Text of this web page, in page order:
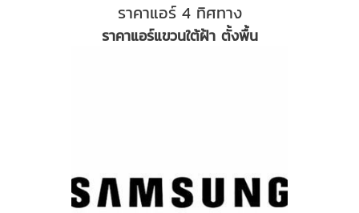
ราคาแอร์ 4 ทิศทาง
ราคาแอร์แขวนใต้ฝ้า ตั้งพื้น